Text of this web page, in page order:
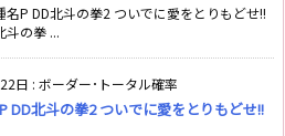
名P DD北斗の拳2 ついでに愛をとりもどせ!!
斗の拳 ...
日 : ボーダー･トータル確率
P DD北斗の拳2 ついでに愛をとりもどせ!!